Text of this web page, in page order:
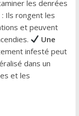
les denrées
: Ils rongent les
et peuvent
Une
infesté peut
dans un
et les